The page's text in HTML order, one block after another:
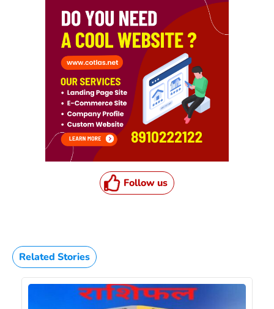
Follow us
Related Stories